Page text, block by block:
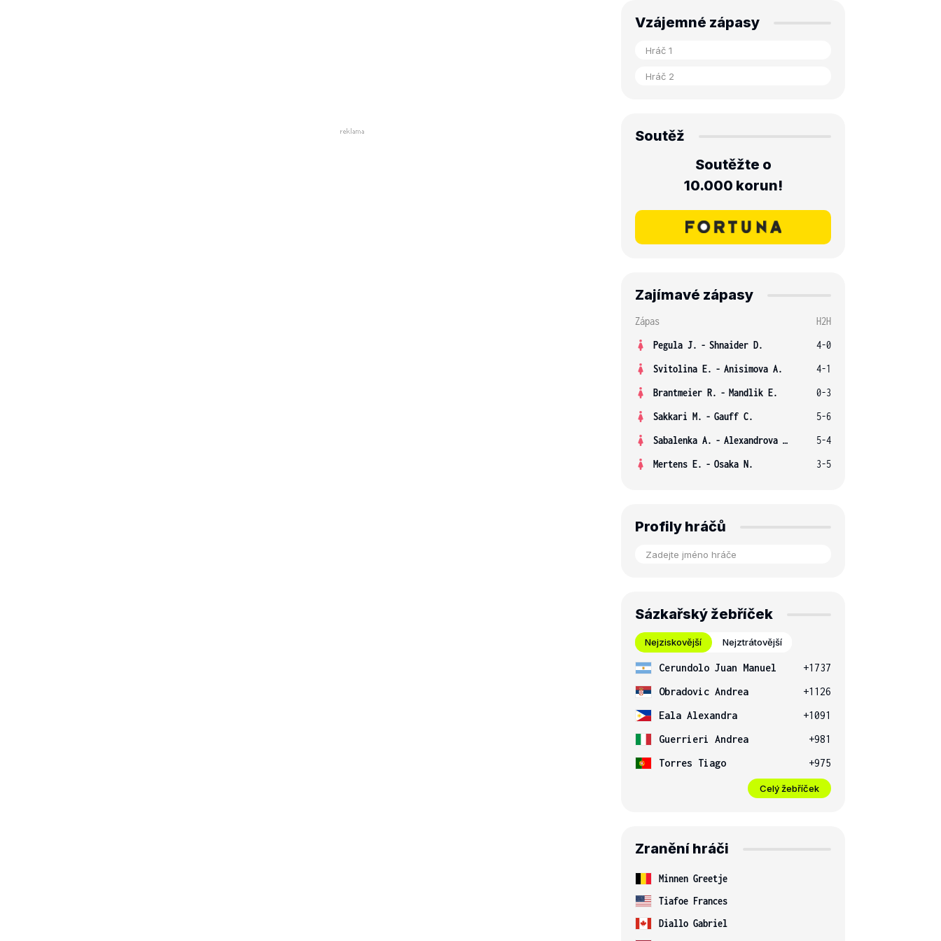
Vzájemné zápasy
Soutěž
Soutěžte o
10.000 korun!
Zajímavé zápasy
Zápas
H2H
Pegula J. - Shnaider D.
4-0
Svitolina E. - Anisimova A.
4-1
Brantmeier R. - Mandlik E.
0-3
Sakkari M. - Gauff C.
5-6
Sabalenka A. - Alexandrova E.
5-4
Mertens E. - Osaka N. 3-5
Profily hráčů
Sázkařský žebříček
Nejziskovější Nejztrátovější
Cerundolo Juan Manuel
+1737
Obradovic Andrea
+1126
Eala Alexandra
+1091
Guerrieri Andrea
+981
Torres Tiago
+975
Celý žebříček
Zranění hráči
Minnen Greetje
Tiafoe Frances
Diallo Gabriel